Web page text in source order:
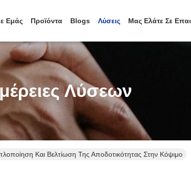
Εμάς Προϊόντα Blogs Λύσεις Μας Ελάτε Σε
Λύσεων
Και Βελτίωση Της Αποδοτικότητας Στην Κόψιμο